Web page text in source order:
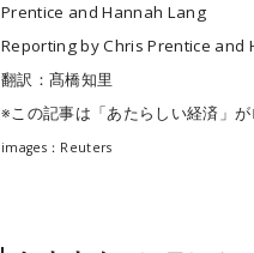
Prentice and Hannah Lang
Reporting by Chris Prentice and
翻訳：髙橋知里
※この記事は「あたらしい経済」
images：Reuters